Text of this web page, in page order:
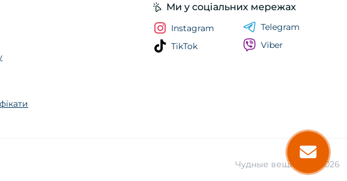
Ми у соціальних мережах
Instagram
TikTok
Telegram
Viber
Чудные вещицы © 2026